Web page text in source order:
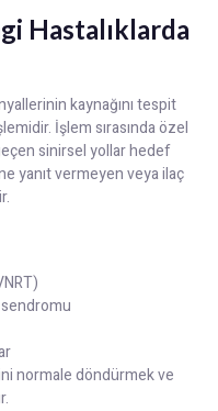
Hastalıklarda
kaynağını tespit
İşlem sırasında özel
sinirsel yollar hedef
yanıt vermeyen veya ilaç
normale döndürmek ve